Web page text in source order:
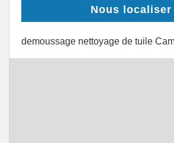
Nous localiser
demoussage nettoyage de tuile